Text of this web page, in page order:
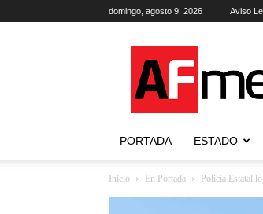
domingo, agosto 9, 2026 Aviso
de
PORTADA ESTADO
Inicio En Portada Policía Estatal